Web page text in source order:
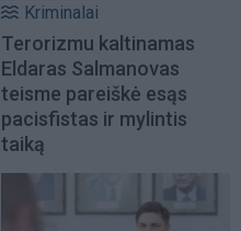
Kriminalai
Terorizmu kaltinamas
Eldaras Salmanovas
teisme pareiškė esąs
pacisfistas ir mylintis
taiką